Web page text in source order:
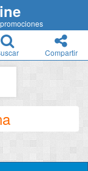
Compartir